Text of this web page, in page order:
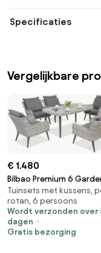
Specificaties
Vergelijkbare
€ 1.480
Bilbao Premium 6
tuinmeubelen wit
Tuinsets met kussens,
rotan, 6 persoons
Wordt verzonden over
dagen
Gratis bezorging